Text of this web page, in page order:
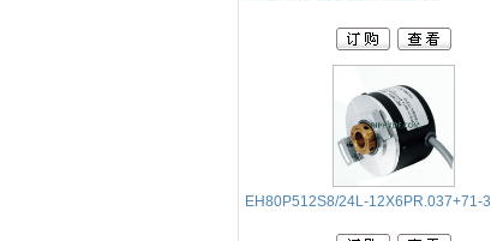
EH80P512S8/24L-12X6PR.037+71-3